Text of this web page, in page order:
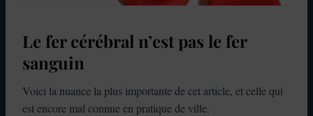
Le fer cérébral n’est pas le fer
sanguin
Voici la nuance la plus importante de cet article, et celle qui
est encore mal connue en pratique de ville.